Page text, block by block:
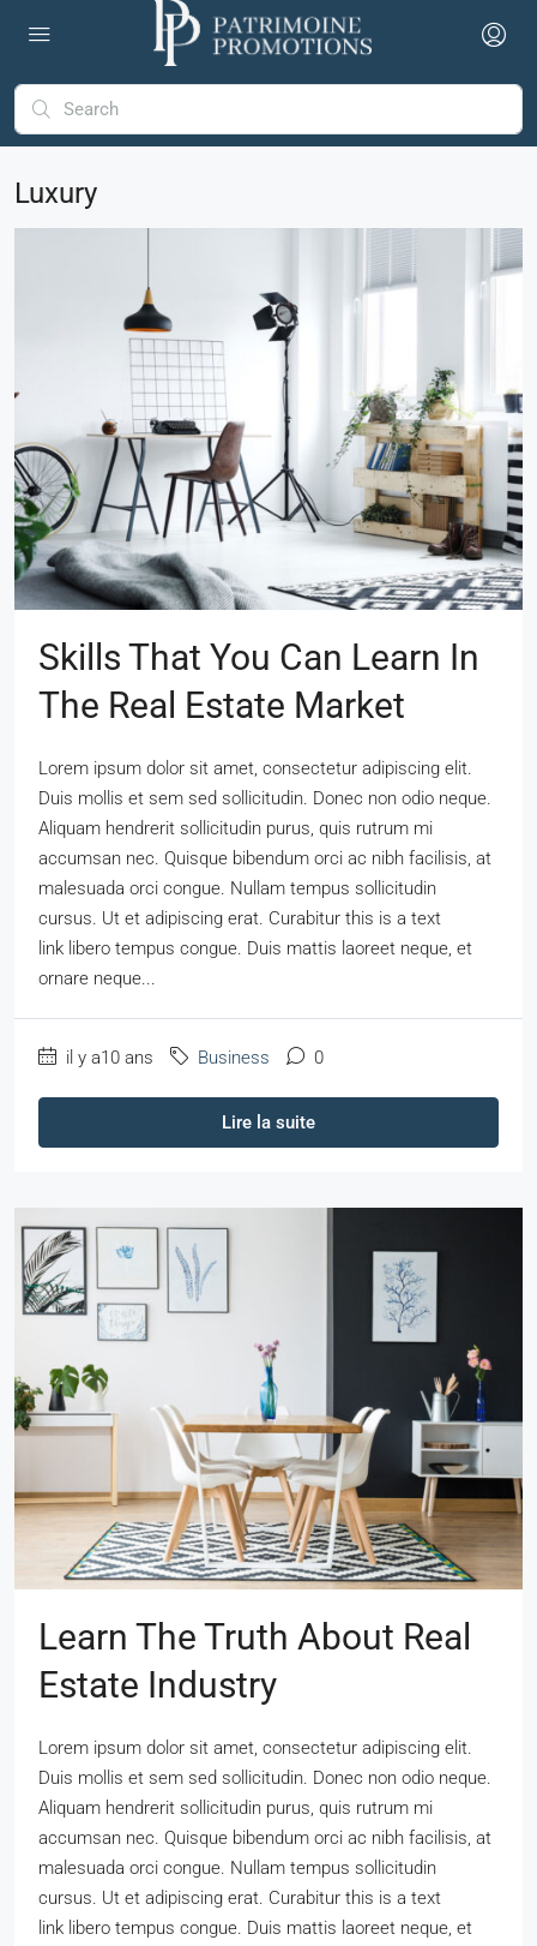
Luxury
Skills That You Can Learn In
The Real Estate Market
Lorem ipsum dolor sit amet, consectetur adipiscing elit.
Duis mollis et sem sed sollicitudin. Donec non odio neque.
Aliquam hendrerit sollicitudin purus, quis rutrum mi
accumsan nec. Quisque bibendum orci ac nibh facilisis, at
malesuada orci congue. Nullam tempus sollicitudin
cursus. Ut et adipiscing erat. Curabitur this is a text
link libero tempus congue. Duis mattis laoreet neque, et
ornare neque...
il y a10 ans Business 0
Lire la suite
Learn The Truth About Real
Estate Industry
Lorem ipsum dolor sit amet, consectetur adipiscing elit.
Duis mollis et sem sed sollicitudin. Donec non odio neque.
Aliquam hendrerit sollicitudin purus, quis rutrum mi
accumsan nec. Quisque bibendum orci ac nibh facilisis, at
malesuada orci congue. Nullam tempus sollicitudin
cursus. Ut et adipiscing erat. Curabitur this is a text
link libero tempus congue. Duis mattis laoreet neque, et